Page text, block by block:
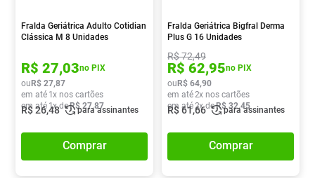
Fralda Geriátrica Adulto Cotidian
Clássica M 8 Unidades
R$ 27,03no PIX
ouR$ 27,87
em até 1x nos cartões
em até 1x deR$ 27,87
R$26,48 para assinantes
Comprar
Fralda Geriátrica Bigfral Derma
Plus G 16 Unidades
R$72,49
R$ 62,95no PIX
ouR$ 64,90
em até2x nos cartões
em até2x deR$ 32,45
R$61,66 para assinantes
Comprar